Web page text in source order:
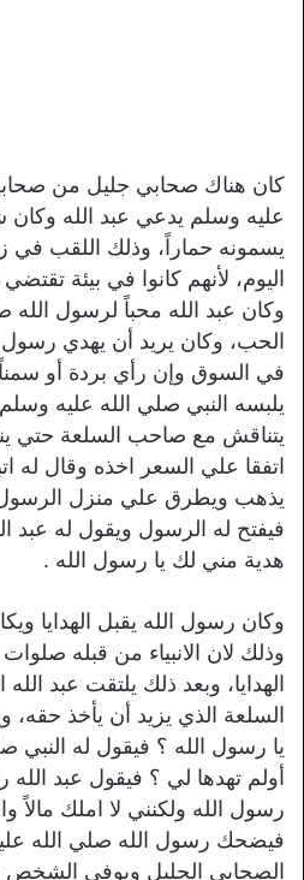
كان هناك صحابي جليل من
عليه وسلم يدعي عبد الله وكان
يسمونه حماراً، وذلك اللقب في
اليوم، لأنهم كانوا في بيئة
وكان عبد الله محباً لرسول
الحب، وكان يريد أن يهدي
في السوق وإن رأي بردة أو
يلبسه النبي صلي الله عليه
يتناقش مع صاحب السلعة حتي
اتفقا علي السعر اخذه وقال له
يذهب ويطرق علي منزل
فيفتح له الرسول ويقول له عبد
هدية مني لك يا رسول الله .
وكان رسول الله يقبل الهدايا
وذلك لان الانبياء من قبله صلوات
الهدايا، وبعد ذلك يلتقت عبد
السلعة الذي يزيد أن يأخذ
يا رسول الله ؟ فيقول له النبي
أولم تهدها لي ؟ فيقول عبد الله
رسول الله ولكنني لا املك مالاً
فيضحك رسول الله صلي الله
الصحابي الجليل ويوفي الشخص